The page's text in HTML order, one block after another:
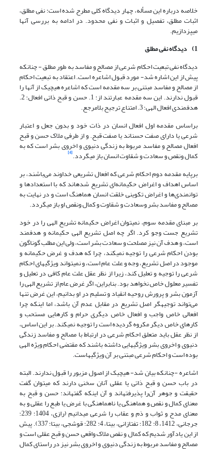
خلاصه درباره این مسأله، چهار دیدگاه کلی مطرح شده است: نفی مطلق،
اثبات مطلق، تفصیل و اثبات و نفی محدود. در ادامه به بررسی آنها
می‏پزدازیم.
1) دیدگاه نفی مطلق
دیدگاه نفی تبعیت احکام شرعی از مصالح و مفاسد به طور مطلق - چنان‎که
پیش از این اشاره شد- مورد قبول اشاعره است. اعتقاد به تبعیت احکام
از مصالح و مفاسد مبتنی بر سه مقدمه است که اشاعره هیچ‎یک از آن‎ها را
قبول ندارند. این سه مقدمه عبارتند از: 1. حسن و قبح ذاتی افعال؛ 2.
هدفمندی افعال الهی؛ 3. امتناع ترجیح بلامرجع.
براساس مقدمه اول افعال انسان در ذات خود و بدون جعل و اعتبار
شرعی یا دارای صفت حسن‎اند یا صفت قبح. و از طرفی ملاک حسن و قبح
افعال مصالح و مفاسد مربوط به زندگی دنیوی و اخروی بشر است که به
کمال ونقص و سعادت و شقاوت انسان باز می‎گردد. [4]
برپایه مقدمه دوم احکام شرعی که افعال تشریعی خداوند می‌باشند، بر
اساس اهداف و اغراض حکیمانه‌ای تشریع شده‎اند که با استعدادها و
توانمندی‌ها و اغراض تکوینی خلقت انسان هماهنگ است و در نهایت به
مصالح و مفاسد بشر وسعادت و شقاوت و کمال ونقص او باز می‎گردد.
بر مبنای مقدمه سوم، نمی‎توان اغراض حکیمانه تشریع الهی را در خود
تشریع جست وجو کرد. اگر چه اصل تشریع الهی حکیمانه و هدفمند
است، و هدف آن نیز مصلحت و سعادت بشر است، ولی این مطلب گوناگون
بودن احکام شرعی را توجیه نمی‏کند، چرا که هدف و غرض حکیمانه و
موجود در اصل تشریع، وجه و علت عام است، و نمی‎تواند ویژگی‎های احکام
شرعی را توجیه و تعلیل کند، زیرا از نظر عقل علت عام کافی در تعلیل و
تفسیر معلول خاص نخواهد بود. بنابراین، اگر غرض عام از تشریع الهی را
آزمون بشر و پرورش روحیه انقیاد و تسلیم در او بدانیم، این غرض تنها
می‌تواند توجیه‎گر اصل تشریع در مقابل عدم آن باشد، اما این‎که چرا
افعالی خاص واجب و افعال خاص دیگری حرام و کارهایی مستحب و
کارهای خاص دیگر مکروه گردیده است را توجیه نمی‏کند. بر این اساس،
از نظر عقل باید متعلق احکام شرعی در ارتباط با مصالح و مفاسد زندگی
دنیوی و اخروی بشر ویژگی‎هایی داشته باشند که مقتضی احکام ویژه الهی
بوده است و احکام شرعی مبتنی بر آن ویژگی‎هاست.
اشاعره -چنان‎که بیان شد- هیچ‎یک از اصول مزبور را قبول ندارند. البته
در باب حسن و قبح ذاتی یا عقلی آنان سخنی دارند که می‎توان گفت
حقیقت و جوهر آن‌را پذیرفته‎اند و آن این‎که گفته‎اند: حسن و قبح به
معنای کمال و نقص و هماهنگی یا ناهماهنگی با غرض یا طبع را عقلی و به
معنای مدح و ثواب و ذم و عقاب را شرعی می‎دانیم (رازی، 1404: 239؛
جرجانی، 1412، 8: 182؛ تفتازانی، بی‏تا، 4: 282؛ قوشجی، بی‏تا: 337). پیش
از این یادآور شدیم که کمال و نقص ملاک واقعی حسن و قبح عقلی است و
مصالح و مفاسد مربوط به زندگی دنیوی و اخروی بشر نیز در راستای کمال